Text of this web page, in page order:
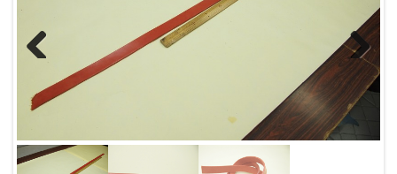
Previous Next